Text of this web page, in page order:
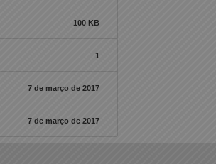
100 KB
1
7 de março de 2017
7 de março de 2017